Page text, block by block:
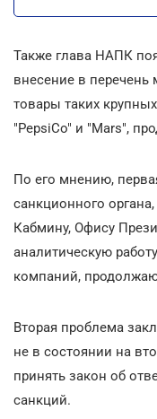
Также глава НАПК
внесение в
товары таких
"PepsiCo" и "Mars",
По его мнению,
санкционного
Кабмину, Офису
аналитическую
компаний,
Вторая проблема
не в состоянии на
принять закон об
санкций.